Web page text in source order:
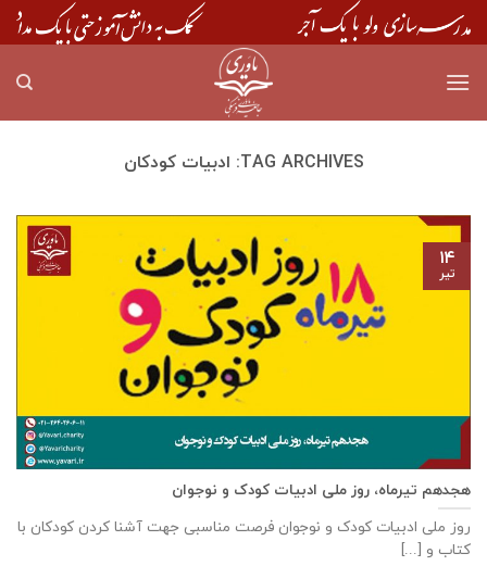
Skip
to
TAG ARCHIVES: ادبیات کودکان
هجدهم تیرماه، روز ملی ادبیات کودک و نوجوان
روز ملی ادبیات کودک و نوجوان فرصت مناسبی جهت آشنا کردن کودکان با
کتاب و [...]
۱۴
تیر